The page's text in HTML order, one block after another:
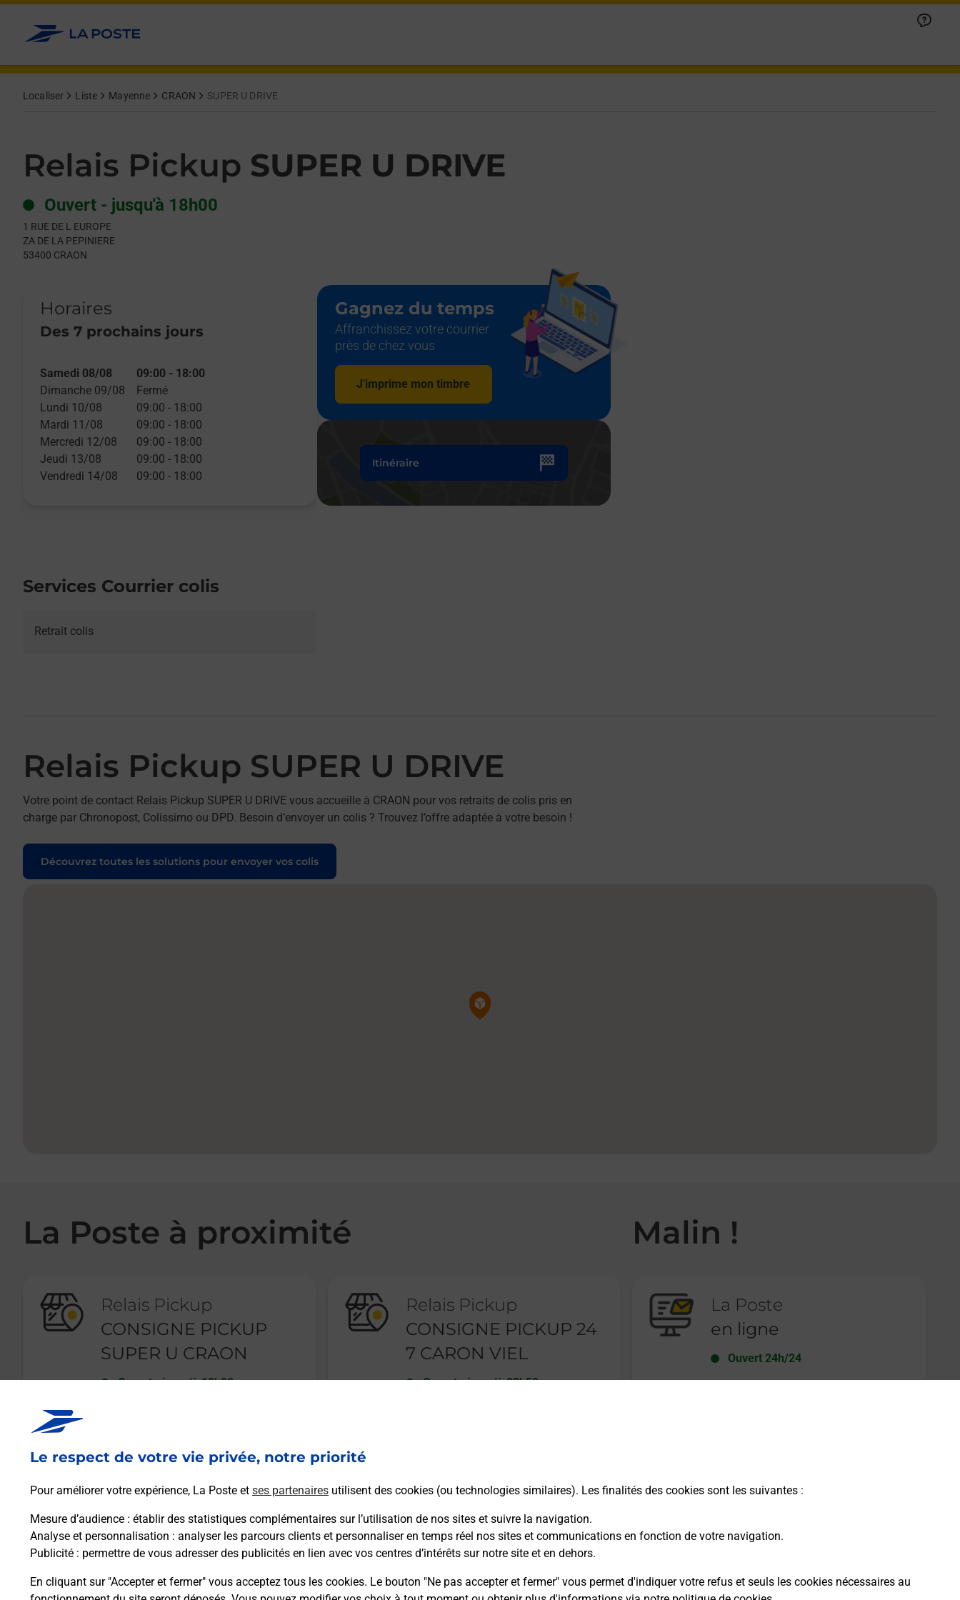
Le respect de votre vie privée, notre priorité
Pour améliorer votre expérience, La Poste et ses partenaires utilisent des cookies (ou technologies similaires). Les finalités des cookies sont les suivantes :
Mesure d’audience : établir des statistiques complémentaires sur l’utilisation de nos sites et suivre la navigation.
Analyse et personnalisation : analyser les parcours clients et personnaliser en temps réel nos sites et communications en fonction de votre navigation.
Publicité : permettre de vous adresser des publicités en lien avec vos centres d’intérêts sur notre site et en dehors.
En cliquant sur "Accepter et fermer" vous acceptez tous les cookies. Le bouton "Ne pas accepter et fermer" vous permet d'indiquer votre refus et seuls les cookies nécessaires au
Allez au contenu
Localiser Liste Mayenne CRAON SUPER U DRIVE
Relais Pickup SUPER U DRIVE
Ouvert - jusqu'à 18h00
1 RUE DE L EUROPE
ZA DE LA PEPINIERE
53400 CRAON
Horaires
Des 7 prochains jours
Day of the WeekHours
Samedi 08/08 09:00 - 18:00
Dimanche 09/08
Fermé
Lundi 10/08
09:00 - 18:00
Mardi 11/08
09:00 - 18:00
Mercredi 12/08
09:00 - 18:00
Jeudi 13/08
09:00 - 18:00
Vendredi 14/08
09:00 - 18:00
Gagnez du temps
Affranchissez votre courrier
près de chez vous
J'imprime mon timbre
Itinéraire
Services Courrier colis
Retrait colis
Relais Pickup SUPER U DRIVE
Votre point de contact Relais Pickup SUPER U DRIVE vous accueille à CRAON pour vos retraits de colis pris en
charge par Chronopost, Colissimo ou DPD. Besoin d’envoyer un colis ? Trouvez l’offre adaptée à votre besoin !
Découvrez toutes les solutions pour envoyer vos colis
Pin de la carte
Get directions to Relais Pickup at 1 RUE DE L EUROPE CRAON,
lien s'ouvre dans un nouvel onglet
La Poste à proximité
Relais Pickup
CONSIGNE PICKUP
SUPER U CRAON
Ouvert-jusqu'à 19h30
En savoir plus
Relais Pickup
CONSIGNE PICKUP 24
7 CARON VIEL
Ouvert-jusqu'à 23h59
Malin !
La Poste
en ligne
Ouvert 24h/24